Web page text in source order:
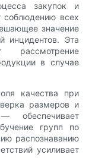
закупок и
соблюдению всех
значение
инцидентов. Эта
рассмотрение
в случае
качества при
размеров и
обеспечивает
групп по
распознаванию
усиливает